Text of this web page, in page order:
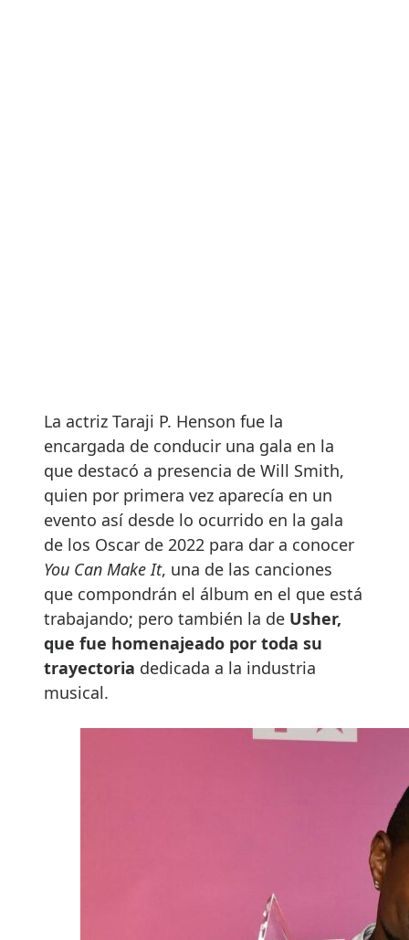
La actriz Taraji P. Henson fue la
encargada de conducir una gala en la
que destacó a presencia de Will Smith,
quien por primera vez aparecía en un
evento así desde lo ocurrido en la gala
de los Oscar de 2022 para dar a conocer
You Can Make It, una de las canciones
que compondrán el álbum en el que está
trabajando; pero también la de Usher,
que fue homenajeado por toda su
trayectoria dedicada a la industria
musical.